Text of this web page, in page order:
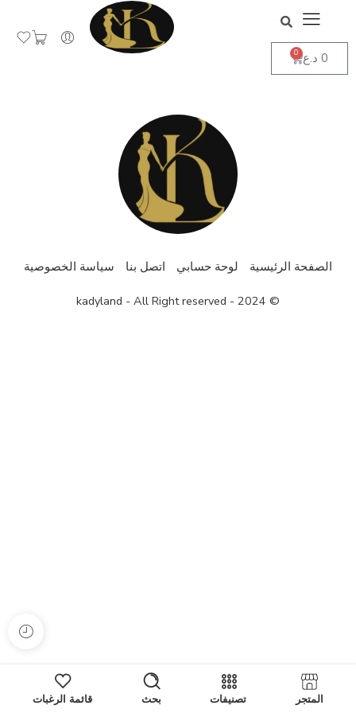
جاهز لاستقبال طلباتكم
0 د.ع 0
الصفحة الرئيسية لوحة حسابي اتصل بنا سياسة الخصوصية
© 2024 - kadyland - All Right reserved
المتجر تصنيفات بحث قائمة الرغبات